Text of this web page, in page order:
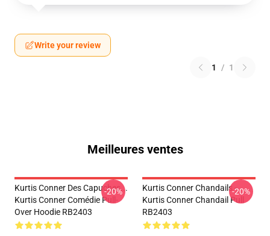
Write your review
1 / 1
Meilleures ventes
Kurtis Conner Des Capuches...
Kurtis Conner Comédie Pull-
Over Hoodie RB2403
-20%
Kurtis Conner Chandails -
Kurtis Conner Chandail Pull
RB2403
-20%